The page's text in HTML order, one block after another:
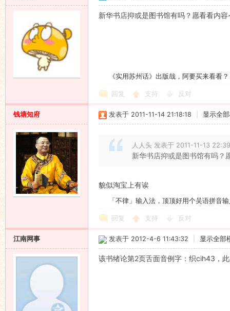
新华书店抑或是图书馆有吗？愿看看内
《实用苏州话》出版哉，阿要买来看看？
回复 支持 反对
钱塘知府 发表于 2011-11-14 21:18:18 显示全
人人头 发表于 2011-11-13 22:39
新华书店抑或是图书馆有吗？
貌似淘宝上有诶
「不律」输入法，顶顶好用个吴语拼音
回复 支持 反对
江南网事 发表于 2012-4-6 11:43:32 显示全部
该书绪论第2页舌面音例字：织cih43，此